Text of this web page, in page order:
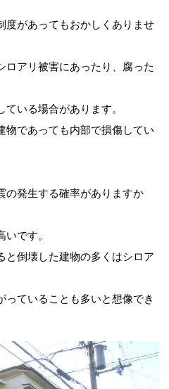
度があってもおかしくありませ
ロアリ被害にあったり、腐った
いる場合があります。
物であっても内部で損傷してい
の発生する確率がありますか
です。
と倒壊した建物の多くはシロア
ていることも多いと想像でき